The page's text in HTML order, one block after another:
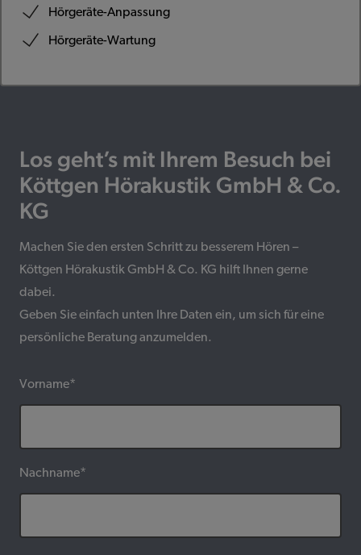
Hörgeräte-Anpassung
Hörgeräte-Wartung
Los geht’s mit Ihrem Besuch bei
Köttgen Hörakustik GmbH & Co.
KG
Machen Sie den ersten Schritt zu besserem Hören –
Köttgen Hörakustik GmbH & Co. KG hilft Ihnen gerne
dabei.
Geben Sie einfach unten Ihre Daten ein, um sich für eine
persönliche Beratung anzumelden.
Vorname*
Nachname*